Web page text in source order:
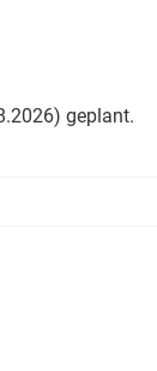
geplant.